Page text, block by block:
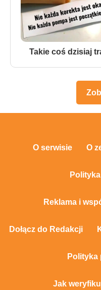
Takie coś dzisiaj
O serwisie O
Reklama i
Dołącz do Redakcji
Polityka
Jak